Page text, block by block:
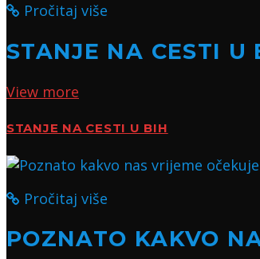
Pročitaj više
STANJE NA CESTI U
View more
STANJE NA CESTI U BIH
Pročitaj više
POZNATO KAKVO